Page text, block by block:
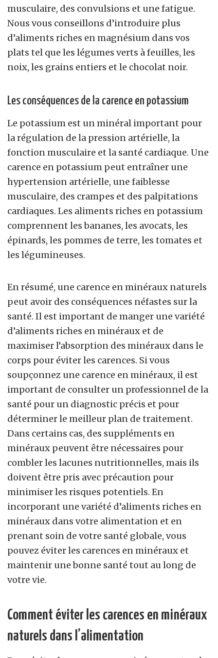
musculaire, des convulsions et une fatigue.
Nous vous conseillons d’introduire plus
d’aliments riches en magnésium dans vos
plats tel que les légumes verts à feuilles, les
noix, les grains entiers et le chocolat noir.
Les conséquences de la carence en potassium
Le potassium est un minéral important pour
la régulation de la pression artérielle, la
fonction musculaire et la santé cardiaque. Une
carence en potassium peut entraîner une
hypertension artérielle, une faiblesse
musculaire, des crampes et des palpitations
cardiaques. Les aliments riches en potassium
comprennent les bananes, les avocats, les
épinards, les pommes de terre, les tomates et
les légumineuses.
En résumé, une carence en minéraux naturels
peut avoir des conséquences néfastes sur la
santé. Il est important de manger une variété
d’aliments riches en minéraux et de
maximiser l’absorption des minéraux dans le
corps pour éviter les carences. Si vous
soupçonnez une carence en minéraux, il est
important de consulter un professionnel de la
santé pour un diagnostic précis et pour
déterminer le meilleur plan de traitement.
Dans certains cas, des suppléments en
minéraux peuvent être nécessaires pour
combler les lacunes nutritionnelles, mais ils
doivent être pris avec précaution pour
minimiser les risques potentiels. En
incorporant une variété d’aliments riches en
minéraux dans votre alimentation et en
prenant soin de votre santé globale, vous
pouvez éviter les carences en minéraux et
maintenir une bonne santé tout au long de
votre vie.
Comment éviter les carences en minéraux
naturels dans l’alimentation